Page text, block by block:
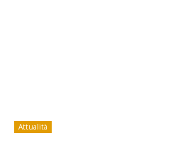
Attualità